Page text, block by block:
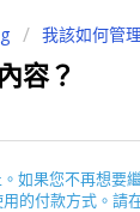
我該如何管
容？
如果您不再想要
的付款方式。請